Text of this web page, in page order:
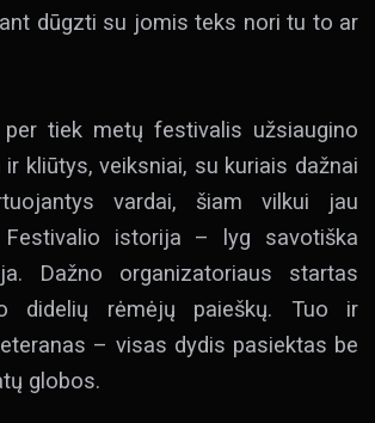
dūgzti su jomis teks nori tu to ar
tiek metų festivalis užsiaugino
kliūtys, veiksniai, su kuriais dažnai
vardai, šiam vilkui jau
Festivalio istorija – lyg savotiška
Dažno organizatoriaus startas
didelių rėmėjų paieškų. Tuo ir
– visas dydis pasiektas be
globos.